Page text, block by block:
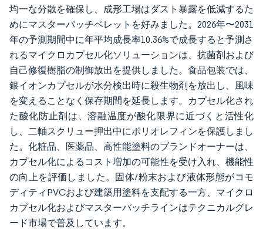
均一な分散を確保し、成形工場はダスト暴露を低減するた
めにマスターバッチペレットを好みました。2026年〜2031
年の予測期間中に年平均成長率10.36%で成長すると予測さ
れるマイクロカプセル化ソリューションは、抗菌剤および
自己修復樹脂の制御放出を提供しました。食品包装では、
銀イオンカプセルが水分検出時に殺生物剤を放出し、風味
を変えることなく保存期間を延長します。カプセル化され
た酸化防止剤は、溶融温度が酸化限界に近づくと活性化
し、二軸スクリュー押出中にポリオレフィンを保護しまし
た。化粧品、医薬品、高性能塗料のブランドオーナーは、
カプセル化によるコスト増加の可能性を受け入れ、機能性
の向上を評価しました。固体/粉末および液体形態がコモ
ディティPVCおよび建築用塗料を支配する一方、マイクロ
カプセル化およびマスターバッチラインはテクニカルグレ
ード市場で普及しています。